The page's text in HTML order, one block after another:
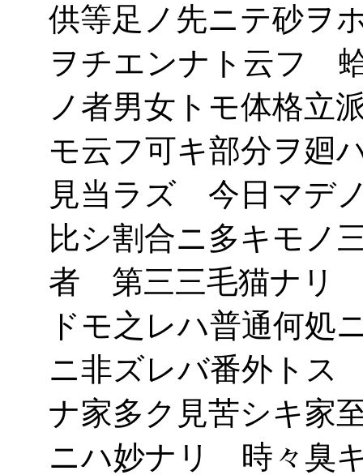
供等足ノ先ニテ砂ヲ
ヲチエンナト云フ
ノ者男女トモ体格立
モ云フ可キ部分ヲ廻
見当ラズ 今日マデ
比シ割合ニ多キモ
者 第三三毛猫ナリ
ドモ之レハ普通何処
ニ非ズレバ番外トス
ナ家多ク見苦シキ家
ニハ妙ナリ 時々臭